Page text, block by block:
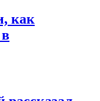
как